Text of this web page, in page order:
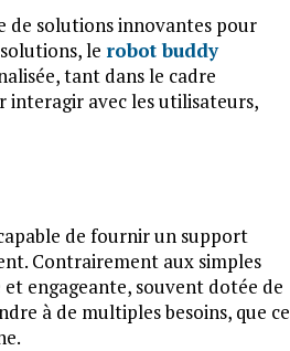
de solutions innovantes pour
le robot buddy
tant dans le cadre
interagir avec les utilisateurs,
de fournir un support
Contrairement aux simples
engageante, souvent dotée de
à de multiples besoins, que ce